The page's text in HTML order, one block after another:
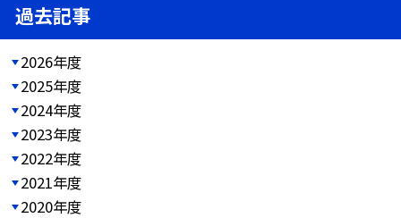
過去記事
2026年度
2025年度
2024年度
2023年度
2022年度
2021年度
2020年度